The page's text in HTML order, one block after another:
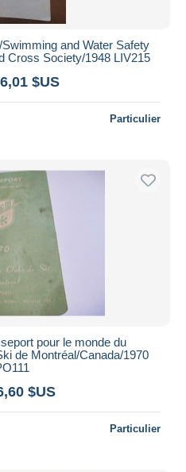
and Water Safety
Cross Society/1948 LIV215
$US
Particulier
pour le monde du
de Montréal/Canada/1970
$US
Particulier